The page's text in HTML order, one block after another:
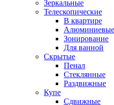
Зеркальные
Телескопические
В квартире
Алюминиевые
Зонирование
Для ванной
Скрытые
Пенал
Стеклянные
Раздвижные
Купе
Сдвижные